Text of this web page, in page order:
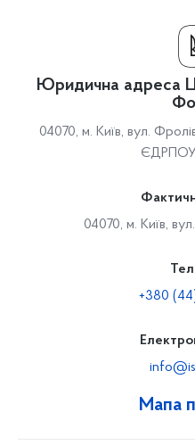
Мапа
Юридична адреса
04070, м. Київ, вул.
ЄДРПОУ
04070, м. Київ,
+380